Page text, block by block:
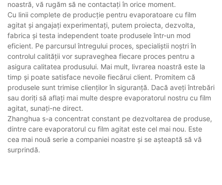
noastră, vă rugăm să ne contactați în orice moment.
Cu linii complete de producție pentru evaporatoare cu film
agitat și angajați experimentați, putem proiecta, dezvolta,
fabrica și testa independent toate produsele într-un mod
eficient. Pe parcursul întregului proces, specialiștii noștri în
controlul calității vor supraveghea fiecare proces pentru a
asigura calitatea produsului. Mai mult, livrarea noastră este la
timp și poate satisface nevoile fiecărui client. Promitem că
produsele sunt trimise clienților în siguranță. Dacă aveți întrebări
sau doriți să aflați mai multe despre evaporatorul nostru cu film
agitat, sunați-ne direct.
Zhanghua s-a concentrat constant pe dezvoltarea de produse,
dintre care evaporatorul cu film agitat este cel mai nou. Este
cea mai nouă serie a companiei noastre și se așteaptă să vă
surprindă.